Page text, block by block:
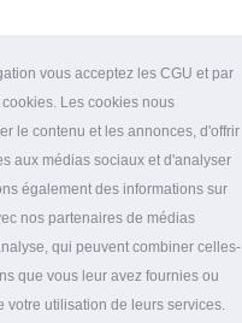
vous acceptez les CGU et par
Les cookies nous
le contenu et les annonces, d'offrir
aux médias sociaux et d'analyser
également des informations sur
nos partenaires de médias
qui peuvent combiner celles-
que vous leur avez fournies ou
votre utilisation de leurs services.